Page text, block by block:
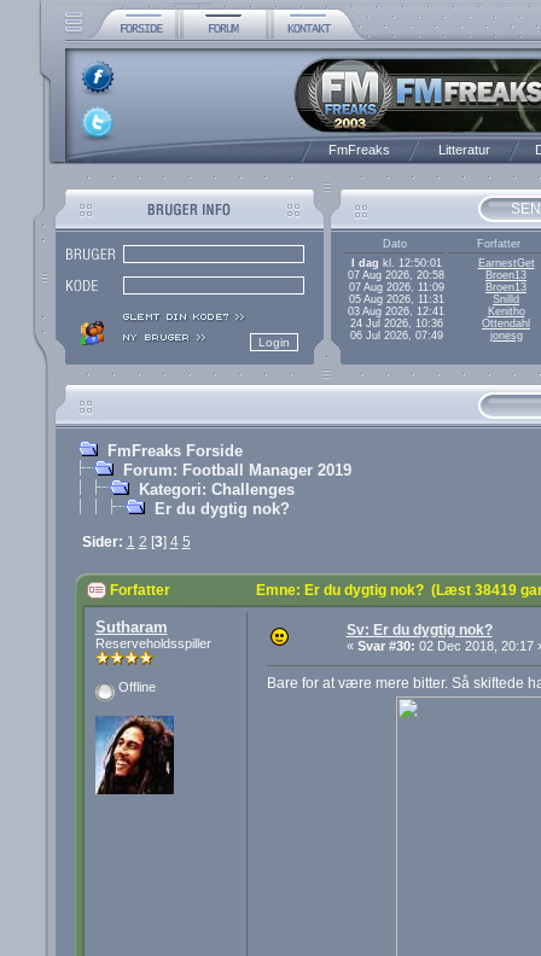
FmFreaks Litteratur
Dato
Forfatter
I dag kl. 12:50:01
EarnestGet
07 Aug 2026, 20:58
Broen13
07 Aug 2026, 11:09
Broen13
05 Aug 2026, 11:31
Snilld
03 Aug 2026, 12:41
Kenitho
24 Jul 2026, 10:36
Ottendahl
06 Jul 2026, 07:49
jonesg
FmFreaks Forside
Forum: Football Manager 2019
Kategori: Challenges
Er du dygtig nok?
Sider: 1 2 [3] 4 5
Forfatter Emne: Er du dygtig nok? (Læst 38419
Sutharam
Reserveholdsspiller
Offline
Sv: Er du dygtig nok?
« Svar #30: 02 Dec 2018, 20:17
Bare for at være mere bitter. Så skiftede